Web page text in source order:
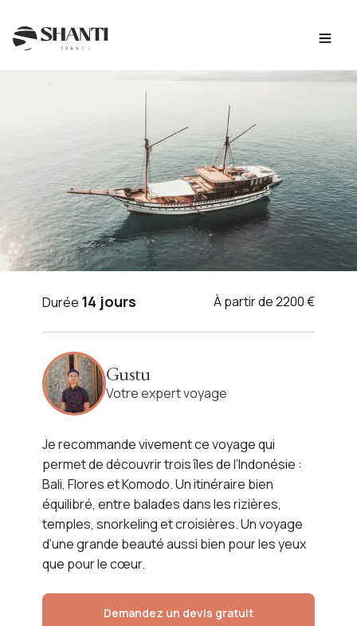
VOYAGE INDONÉSIE
Expédition de Bali aux îles
Voir l'itinéraire
Durée 14 jours À partir de 2200 €
Gustu
Votre expert voyage
Je recommande vivement ce voyage qui
permet de découvrir trois îles de l’Indonésie :
Bali, Flores et Komodo. Un itinéraire bien
équilibré, entre balades dans les rizières,
temples, snorkeling et croisières. Un voyage
d’une grande beauté aussi bien pour les yeux
que pour le cœur.
Demandez un devis gratuit